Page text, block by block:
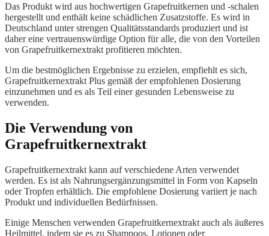
Das Produkt wird aus hochwertigen Grapefruitkernen und -schalen
hergestellt und enthält keine schädlichen Zusatzstoffe. Es wird in
Deutschland unter strengen Qualitätsstandards produziert und ist
daher eine vertrauenswürdige Option für alle, die von den Vorteilen
von Grapefruitkernextrakt profitieren möchten.
Um die bestmöglichen Ergebnisse zu erzielen, empfiehlt es sich,
Grapefruitkernextrakt Plus gemäß der empfohlenen Dosierung
einzunehmen und es als Teil einer gesunden Lebensweise zu
verwenden.
Die Verwendung von
Grapefruitkernextrakt
Grapefruitkernextrakt kann auf verschiedene Arten verwendet
werden. Es ist als Nahrungsergänzungsmittel in Form von Kapseln
oder Tropfen erhältlich. Die empfohlene Dosierung variiert je nach
Produkt und individuellen Bedürfnissen.
Einige Menschen verwenden Grapefruitkernextrakt auch als äußeres
Heilmittel, indem sie es zu Shampoos, Lotionen oder